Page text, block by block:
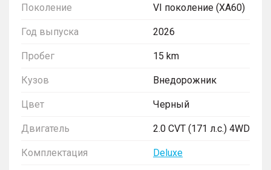
Поколение VI поколение (XA60)
Год выпуска 2026
Пробег 15 km
Кузов Внедорожник
Цвет Черный
Двигатель 2.0 CVT (171 л.с.) 4WD
Комплектация Deluxe